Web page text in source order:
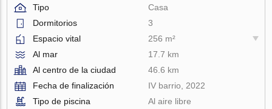
Tipo
Casa
Dormitorios
3
Espacio vital
256 m²
Al mar
17.7 km
Al centro de la ciudad
46.6 km
Fecha de finalización
IV barrio, 2022
Tipo de piscina
Al aire libre